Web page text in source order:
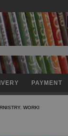
PAYMENT
WORKI